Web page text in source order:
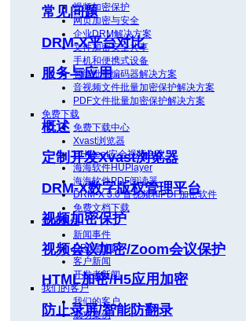
视频加密保护
网页加密与安全
企业DRM解决方案
文件加密安全共享
手机和便携式设备
智能批量编码器解决方案
音视频文件批量加密保护解决方案
PDF文件批量加密保护解决方案
免费下载
免费下载中心
Xvast浏览器
HHMeet安全视频会议
海海软件HUPlayer
海海软件PDF阅读器
DRM-X 3.0 音视频和PDF加密软件
免费文档下载
新闻事件
新闻事件
DRM新闻
客户新闻
开发者新闻
我们的客户
我们的客户
成功案例
常见问题
DRM-X平台对比
服务与应用
概述
定制开发Xvast浏览器
DRM-X数字版权管理平台
视频加密保护
视频会议加密/Zoom会议保护
HTML加密/H5应用加密
防止录屏/智能防翻录